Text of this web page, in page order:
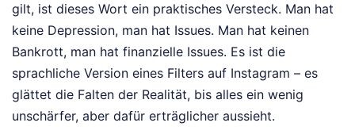
gilt, ist dieses Wort ein praktisches Versteck. Man hat
keine Depression, man hat Issues. Man hat keinen
Bankrott, man hat finanzielle Issues. Es ist die
sprachliche Version eines Filters auf Instagram – es
glättet die Falten der Realität, bis alles ein wenig
unschärfer, aber dafür erträglicher aussieht.